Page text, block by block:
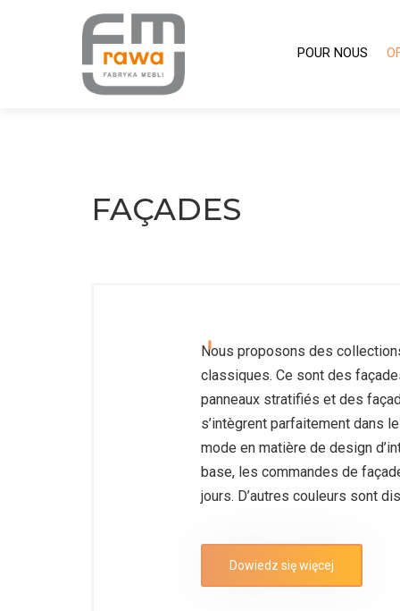
POUR NOUS
FAÇADES
Nous proposons des
classiques. Ce sont des
panneaux stratifiés et des
s’intègrent parfaitement dans
mode en matière de design
base, les commandes de
jours. D’autres couleurs sont
Dowiedz się więcej